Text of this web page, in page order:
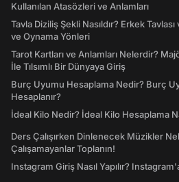
Kullanılan Atasözleri ve Anlamları
Tavla Diziliş Şekli Nasıldır? Erkek
ve Oynama Yönleri
Tarot Kartları ve Anlamları Nelerdir?
İle Tılsımlı Bir Dünyaya Giriş
Burç Uyumu Hesaplama Nedir? Burç
Hesaplanır?
İdeal Kilo Nedir? İdeal Kilo Hesaplama
Ders Çalışırken Dinlenecek Müzikler
Çalışamayanlar Toplanın!
Instagram Giriş Nasıl Yapılır?